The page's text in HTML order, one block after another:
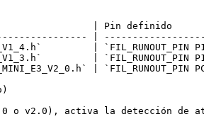
| Pin definido
|
| `FIL_RUNOUT_PIN
|
|
o v2.0), activa la detección de